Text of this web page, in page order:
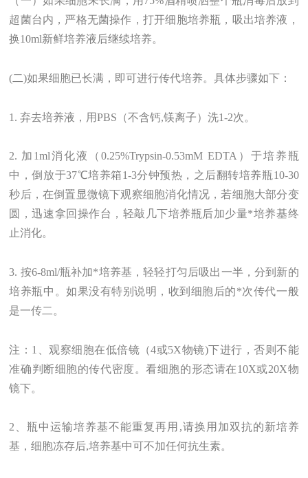
超菌台内，严格无菌操作，打开细胞培养瓶，吸出培养液，
换10ml新鲜培养液后继续培养。
(二)如果细胞已长满，即可进行传代培养。具体步骤如下：
1. 弃去培养液，用PBS（不含钙,镁离子）洗1-2次。
2. 加1ml消化液（0.25%Trypsin-0.53mM EDTA）于培养瓶
中，倒放于37℃培养箱1-3分钟预热，之后翻转培养瓶10-30
秒后，在倒置显微镜下观察细胞消化情况，若细胞大部分变
圆，迅速拿回操作台，轻敲几下培养瓶后加少量*培养基终
止消化。
3. 按6-8ml/瓶补加*培养基，轻轻打匀后吸出一半，分到新的
培养瓶中。如果没有特别说明，收到细胞后的*次传代一般
是一传二。
注：1、观察细胞在低倍镜（4或5X物镜)下进行，否则不能
准确判断细胞的传代密度。看细胞的形态请在10X或20X物
镜下。
2、瓶中运输培养基不能重复再用,请换用加双抗的新培养
基，细胞冻存后,培养基中可不加任何抗生素。